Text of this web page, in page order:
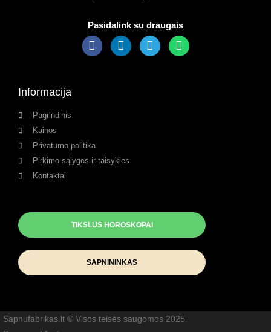
Pasidalink su draugais
Informacija
Pagrindinis
Kainos
Privatumo politika
Pirkimo sąlygos ir taisyklės
Kontaktai
TIKSLŪS HOROSKOPAI
SAPNININKAS
Sapnufabrikas.lt © Visos teisės saugomos 2025.